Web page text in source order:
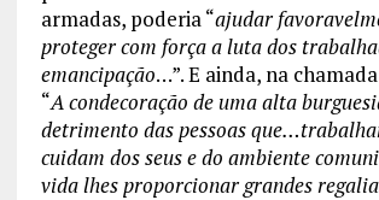
armadas, poderia “ajudar
proteger com força a luta dos
emancipação…”. E ainda, na
“A condecoração de uma alta
detrimento das pessoas
cuidam dos seus e do ambiente
vida lhes proporcionar grandes